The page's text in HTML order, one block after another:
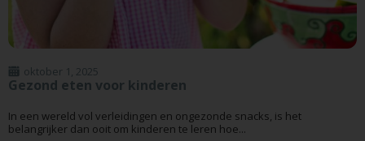
Gezond eten voor kinderen
oktober 1, 2025
In een wereld vol verleidingen en ongezonde snacks, is het
belangrijker dan ooit om kinderen te leren hoe...